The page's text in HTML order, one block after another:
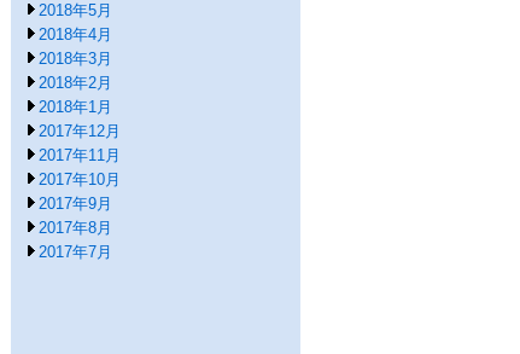
2018年5月
2018年4月
2018年3月
2018年2月
2018年1月
2017年12月
2017年11月
2017年10月
2017年9月
2017年8月
2017年7月